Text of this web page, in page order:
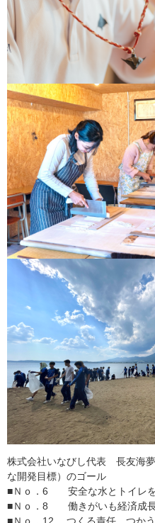
株式会社いなびし代表 長友海
な開発目標）のゴール
■Ｎｏ．6 安全な水とトイレを
■Ｎｏ．8 働きがいも経済成